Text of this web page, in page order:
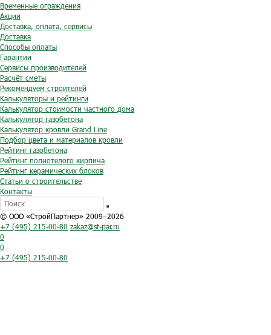
Временные ограждения
Акции
Доставка, оплата, сервисы
Доставка
Способы оплаты
Гарантии
Сервисы производителей
Расчёт сметы
Рекомендуем строителей
Калькуляторы и рейтинги
Калькулятор стоимости частного дома
Калькулятор газобетона
Калькулятор кровли Grand Line
Подбор цвета и материалов кровли
Рейтинг газобетона
Рейтинг полнотелого кирпича
Рейтинг керамических блоков
Статьи о строительстве
Контакты
© ООО «СтройПартнер» 2009–2026
+7 (495) 215-00-80 zakaz@st-par.ru
0
0
+7 (495) 215-00-80